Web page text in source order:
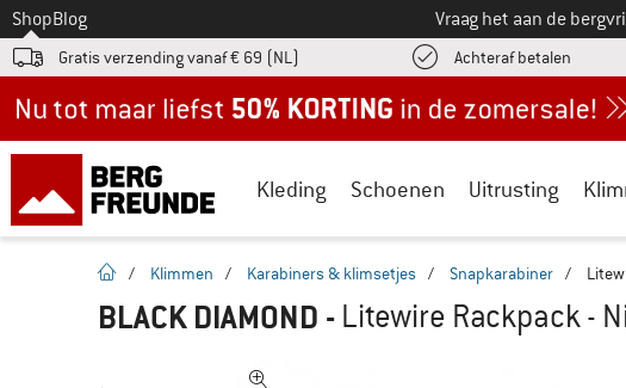
Naar
ShopBlog Vraag het aan de
Gratis verzending vanaf € 69 (NL) Achteraf betalen vind
Kleding Schoenen Uitrusting
Startpagina
/ Klimmen / Karabiners & klimsetjes / Snapkarabiner /
BLACK DIAMOND - Litewire Rackpack -